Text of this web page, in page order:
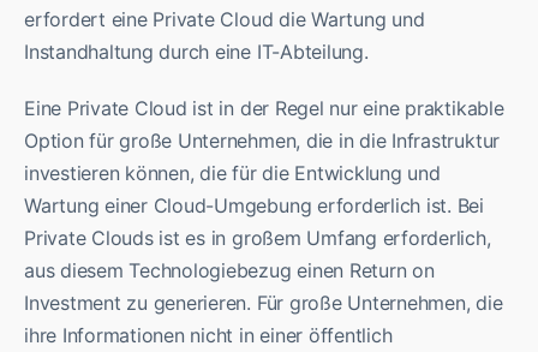
erfordert eine Private Cloud die Wartung und
Instandhaltung durch eine IT-Abteilung.
Eine Private Cloud ist in der Regel nur eine praktikable
Option für große Unternehmen, die in die Infrastruktur
investieren können, die für die Entwicklung und
Wartung einer Cloud-Umgebung erforderlich ist. Bei
Private Clouds ist es in großem Umfang erforderlich,
aus diesem Technologiebezug einen Return on
Investment zu generieren. Für große Unternehmen, die
ihre Informationen nicht in einer öffentlich